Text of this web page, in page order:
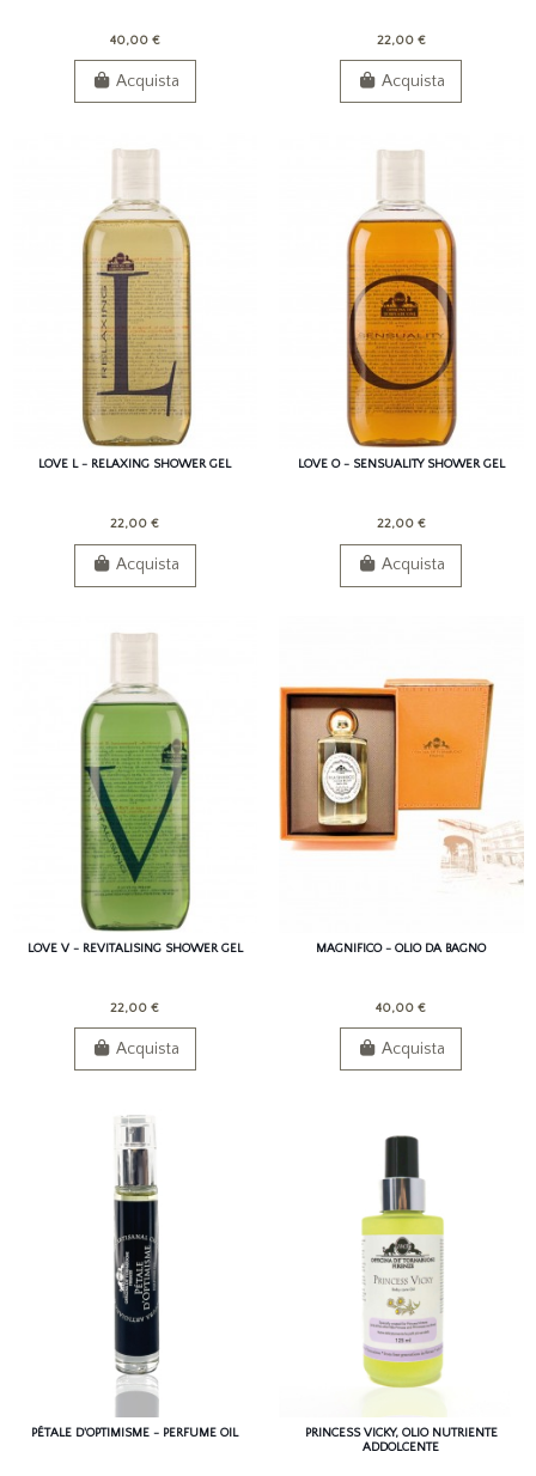
40,00 €
Acquista
22,00 €
Acquista
LOVE L - RELAXING SHOWER GEL
22,00 €
Acquista
LOVE O - SENSUALITY SHOWER GEL
22,00 €
Acquista
LOVE V - REVITALISING SHOWER GEL
22,00 €
Acquista
MAGNIFICO - OLIO DA BAGNO
40,00 €
Acquista
PÉTALE D'OPTIMISME - PERFUME OIL
PRINCESS VICKY, OLIO NUTRIENTE
ADDOLCENTE